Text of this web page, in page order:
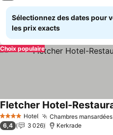
Sélectionnez des dates pour
les prix exacts
Choix populaire
4 Étoiles Hotel Chambres
Fletcher Hotel-
6,4 3 026 Kerkrade